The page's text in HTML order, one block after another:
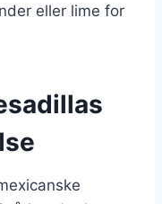
eller lime for